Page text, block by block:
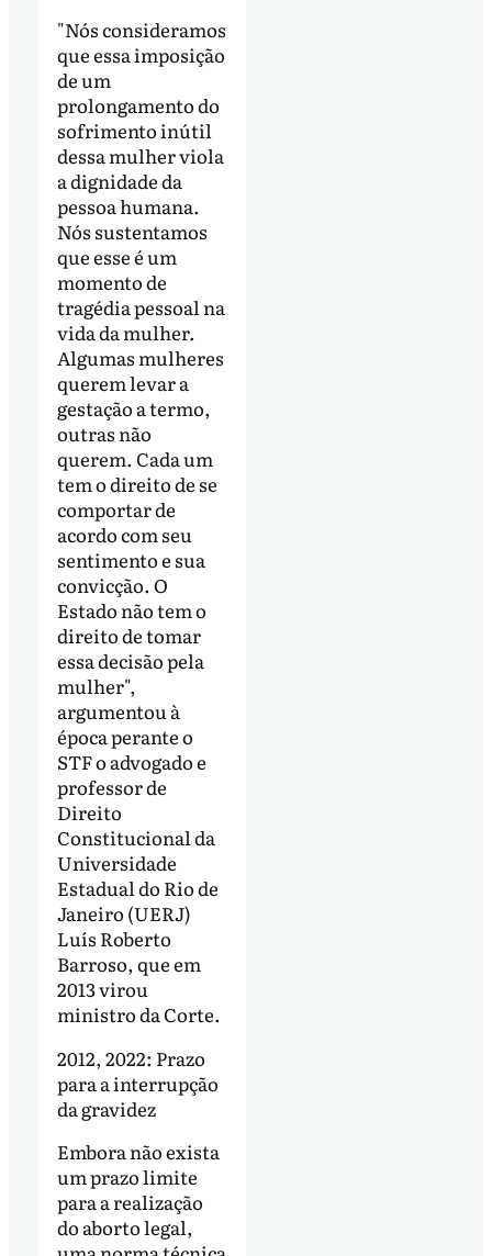
"Nós consideramos
que essa imposição
de um
prolongamento do
sofrimento inútil
dessa mulher viola
a dignidade da
pessoa humana.
Nós sustentamos
que esse é um
momento de
tragédia pessoal na
vida da mulher.
Algumas mulheres
querem levar a
gestação a termo,
outras não
querem. Cada um
tem o direito de se
comportar de
acordo com seu
sentimento e sua
convicção. O
Estado não tem o
direito de tomar
essa decisão pela
mulher",
argumentou à
época perante o
STF o advogado e
professor de
Direito
Constitucional da
Universidade
Estadual do Rio de
Janeiro (UERJ)
Luís Roberto
Barroso, que em
2013 virou
ministro da Corte.
2012, 2022: Prazo
para a interrupção
da gravidez
Embora não exista
um prazo limite
para a realização
do aborto legal,